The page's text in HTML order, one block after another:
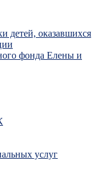
детей, оказавшихся
фонда Елены и
услуг